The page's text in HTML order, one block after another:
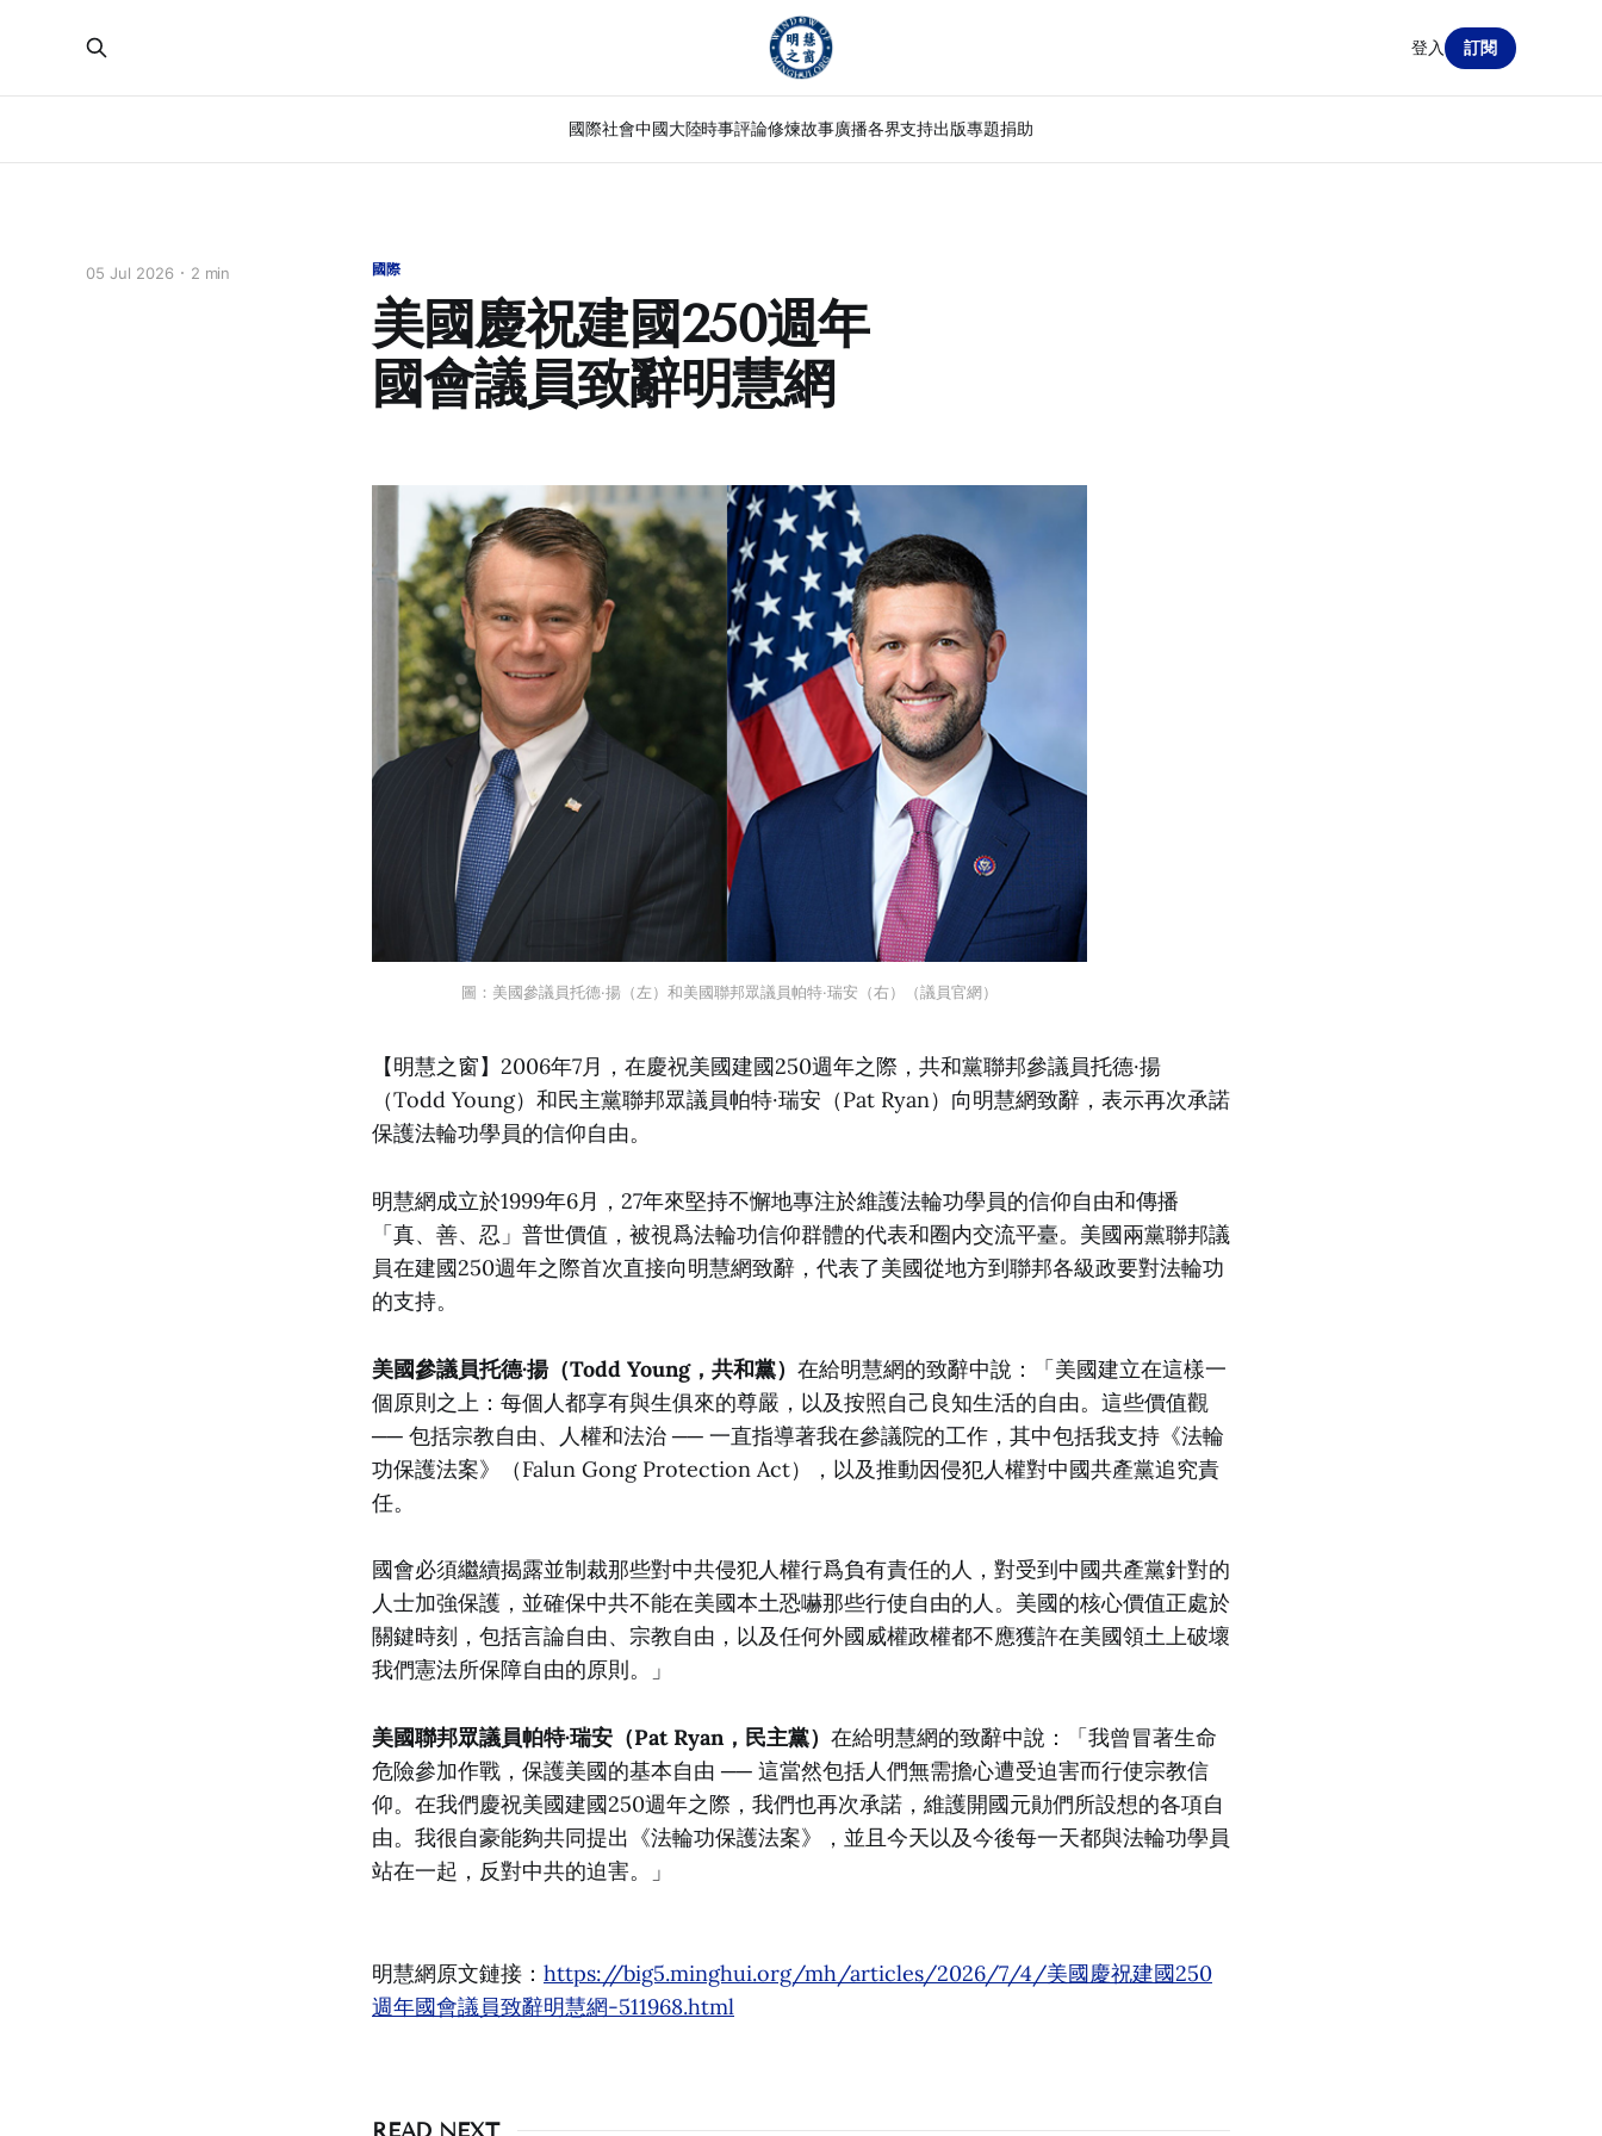
國際社會中國大陸時事評論修煉故事廣播各界支持出版專題捐助
登入 訂閱
國際
美國慶祝建國250週年
國會議員致辭明慧網
05 Jul 2026 2 min
圖：美國參議員托德·揚（左）和美國聯邦眾議員帕特·瑞安（右）（議員官網）
【明慧之窗】2006年7月，在慶祝美國建國250週年之際，共和黨聯邦參議員托德·揚
（Todd Young）和民主黨聯邦眾議員帕特·瑞安（Pat Ryan）向明慧網致辭，表示再次承諾
保護法輪功學員的信仰自由。
明慧網成立於1999年6月，27年來堅持不懈地專注於維護法輪功學員的信仰自由和傳播
「真、善、忍」普世價值，被視爲法輪功信仰群體的代表和圈内交流平臺。美國兩黨聯邦議
員在建國250週年之際首次直接向明慧網致辭，代表了美國從地方到聯邦各級政要對法輪功
的支持。
美國參議員托德·揚（Todd Young，共和黨） 在給明慧網的致辭中說：「美國建立在這樣一
個原則之上：每個人都享有與生俱來的尊嚴，以及按照自己良知生活的自由。這些價值觀
── 包括宗教自由、人權和法治 ── 一直指導著我在參議院的工作，其中包括我支持《法輪
功保護法案》（Falun Gong Protection Act），以及推動因侵犯人權對中國共產黨追究責
任。
國會必須繼續揭露並制裁那些對中共侵犯人權行爲負有責任的人，對受到中國共產黨針對的
人士加強保護，並確保中共不能在美國本土恐嚇那些行使自由的人。美國的核心價值正處於
關鍵時刻，包括言論自由、宗教自由，以及任何外國威權政權都不應獲許在美國領土上破壞
我們憲法所保障自由的原則。」
美國聯邦眾議員帕特·瑞安（Pat Ryan，民主黨） 在給明慧網的致辭中說：「我曾冒著生命
危險參加作戰，保護美國的基本自由 ── 這當然包括人們無需擔心遭受迫害而行使宗教信
仰。在我們慶祝美國建國250週年之際，我們也再次承諾，維護開國元勛們所設想的各項自
由。我很自豪能夠共同提出《法輪功保護法案》，並且今天以及今後每一天都與法輪功學員
站在一起，反對中共的迫害。」
明慧網原文鏈接： https://big5.minghui.org/mh/articles/2026/7/4/美國慶祝建國250
週年國會議員致辭明慧網-511968.html